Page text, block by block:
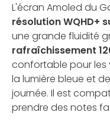
L'écran Amoled du
résolution WQHD+
une grande fluidité
rafraîchissement
confortable pour les
la lumière bleue et
journée. Il est
prendre des notes